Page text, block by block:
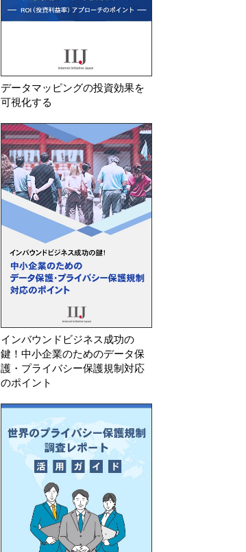
データマッピングの投資効果を
可視化する
インバウンドビジネス成功の
鍵！中小企業のためのデータ保
護・プライバシー保護規制対応
のポイント